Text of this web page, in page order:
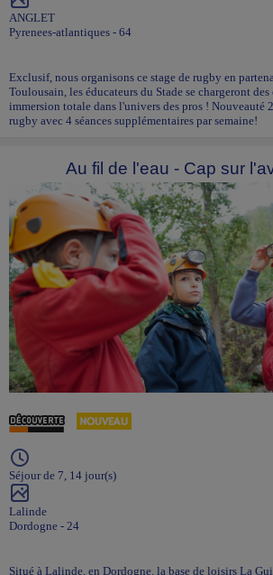
ANGLET
Pyrenees-atlantiques - 64
Exclusif, nous organisons ce stage de rugby en
Toulousain, les éducateurs du Stade se chargeront des
immersion totale dans l'univers des pros ! Nouveauté
rugby avec 4 séances supplémentaires par semaine!
Au fil de l'eau - Cap sur
Séjour de 7, 14 jour(s)
Lalinde
Dordogne - 24
Situé à Lalinde, en Dordogne, la base de loisirs La